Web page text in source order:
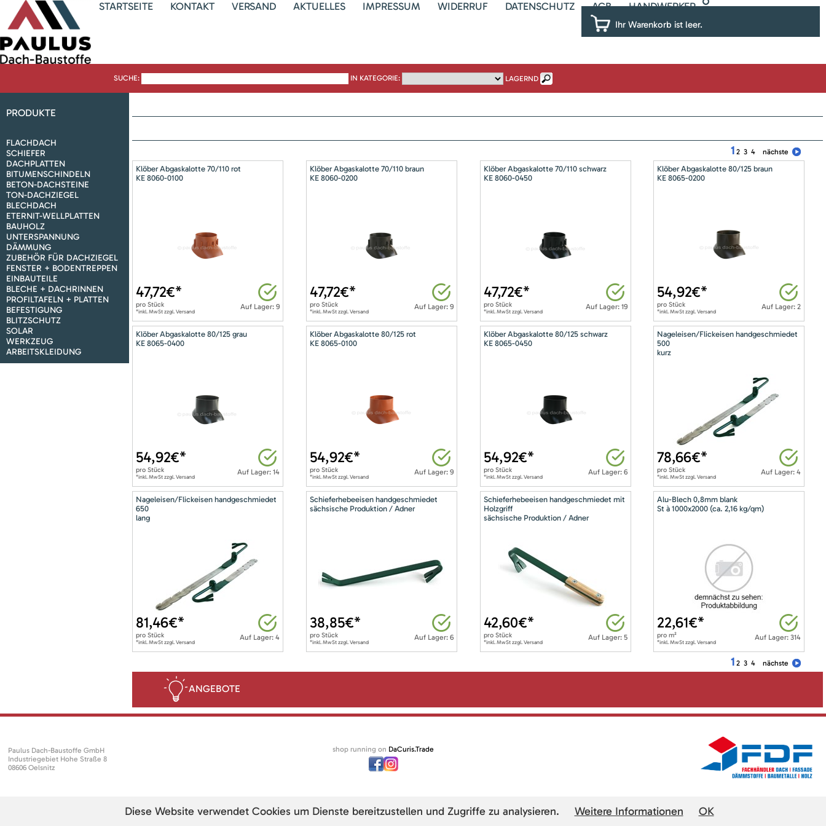
STARTSEITE KONTAKT VERSAND AKTUELLES IMPRESSUM WIDERRUF DATENSCHUTZ AGB HANDWERKER
Ihr Warenkorb ist leer.
SUCHE: IN KATEGORIE: LAGERND
PRODUKTE
FLACHDACH
SCHIEFER
DACHPLATTEN
BITUMENSCHINDELN
BETON-DACHSTEINE
TON-DACHZIEGEL
BLECHDACH
ETERNIT-WELLPLATTEN
BAUHOLZ
UNTERSPANNUNG
DÄMMUNG
ZUBEHÖR FÜR DACHZIEGEL
FENSTER + BODENTREPPEN
EINBAUTEILE
BLECHE + DACHRINNEN
PROFILTAFELN + PLATTEN
BEFESTIGUNG
BLITZSCHUTZ
SOLAR
WERKZEUG
ARBEITSKLEIDUNG
1 2 3 4 nächste
Klöber Abgaskalotte 70/110 rot
KE 8060-0100
Auf Lager: 9
47,72€*
pro Stück
*inkl. MwSt zzgl. Versand
Klöber Abgaskalotte 70/110 braun
KE 8060-0200
Auf Lager: 9
47,72€*
pro Stück
*inkl. MwSt zzgl. Versand
Klöber Abgaskalotte 70/110 schwarz
KE 8060-0450
Auf Lager: 19
47,72€*
pro Stück
*inkl. MwSt zzgl. Versand
Klöber Abgaskalotte 80/125 braun
KE 8065-0200
Auf Lager: 2
54,92€*
proStück
*inkl. MwSt zzgl. Versand
Klöber Abgaskalotte 80/125 grau
KE 8065-0400
Auf Lager: 14
54,92€*
pro Stück
*inkl. MwSt zzgl. Versand
Klöber Abgaskalotte 80/125 rot
KE 8065-0100
Auf Lager: 9
54,92€*
pro Stück
*inkl. MwSt zzgl. Versand
Klöber Abgaskalotte 80/125 schwarz
KE 8065-0450
Auf Lager: 6
54,92€*
pro Stück
*inkl. MwSt zzgl. Versand
Nageleisen/Flickeisen handgeschmiedet
500
kurz
Auf Lager: 4
78,66€*
proStück
*inkl. MwSt zzgl. Versand
Nageleisen/Flickeisen handgeschmiedet
650
lang
Auf Lager: 4
81,46€*
pro Stück
*inkl. MwSt zzgl. Versand
Schieferhebeeisen handgeschmiedet
sächsische Produktion / Adner
Auf Lager: 6
38,85€*
pro Stück
*inkl. MwSt zzgl. Versand
Schieferhebeeisen handgeschmiedet mit
Holzgriff
sächsische Produktion / Adner
Auf Lager: 5
42,60€*
pro Stück
*inkl. MwSt zzgl. Versand
Alu-Blech 0,8mm blank
St à 1000x2000 (ca. 2,16 kg/qm)
Auf Lager: 314
22,61€*
prom²
*inkl. MwSt zzgl. Versand
1 2 3 4 nächste
ANGEBOTE
Paulus Dach-Baustoffe GmbH
Industriegebiet Hohe Straße 8
08606 Oelsnitz
shop running on DaCuris.Trade
Diese Website verwendet Cookies um Dienste bereitzustellen und Zugriffe zu analysieren. Weitere Informationen OK